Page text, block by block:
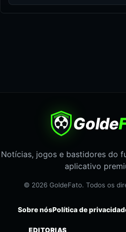
Golde
Notícias, jogos e bastidores do
aplicativo
© 2026 GoldeFato. Todos os
Sobre nósPolítica de
EDITORIAS